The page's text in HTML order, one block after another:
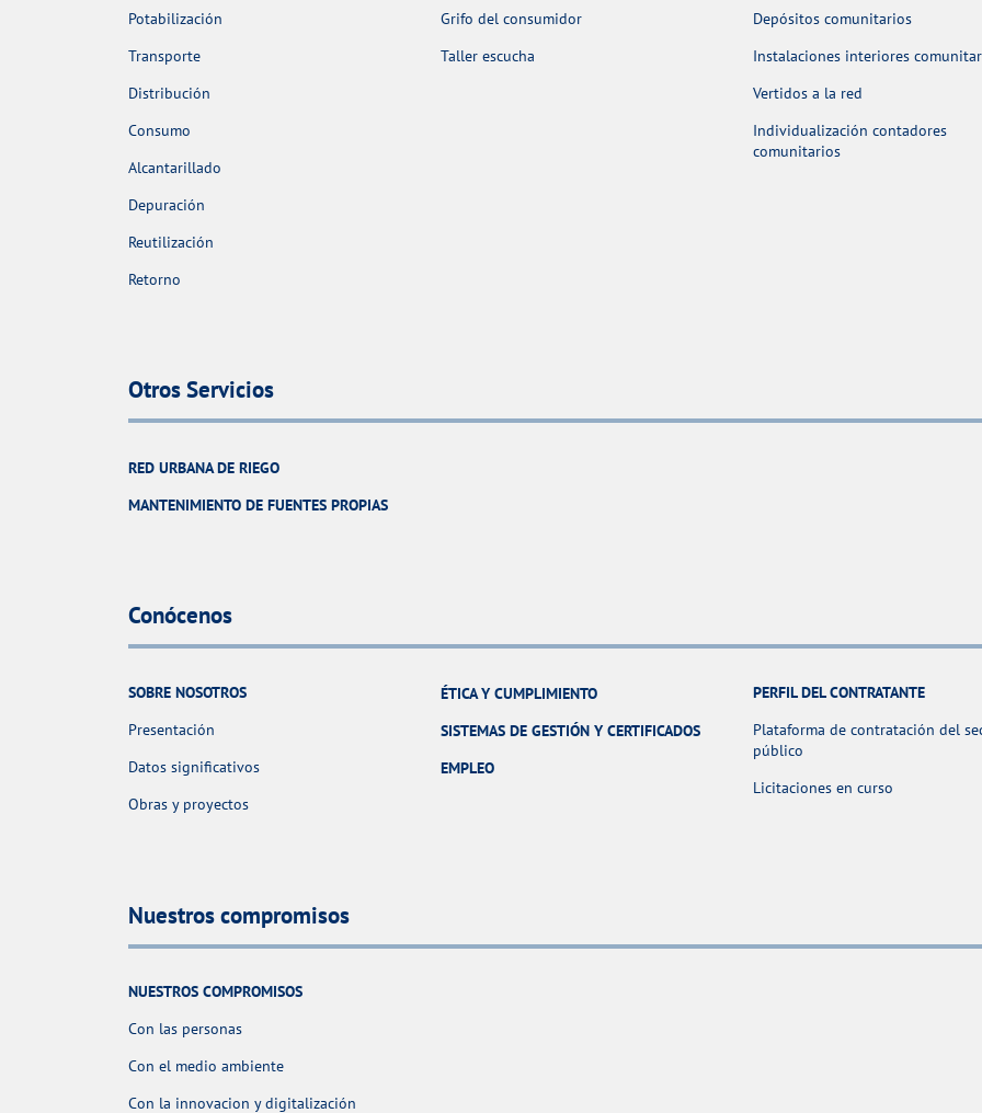
Potabilización
Transporte
Distribución
Consumo
Alcantarillado
Depuración
Reutilización
Retorno
Grifo del consumidor
Taller escucha
Depósitos comunitarios
Instalaciones interiores
Vertidos a la red
Individualización contadores
comunitarios
Otros Servicios
RED URBANA DE RIEGO
MANTENIMIENTO DE FUENTES PROPIAS
Conócenos
SOBRE NOSOTROS
Presentación
Datos significativos
Obras y proyectos
ÉTICA Y CUMPLIMIENTO
SISTEMAS DE GESTIÓN Y CERTIFICADOS
EMPLEO
PERFIL DEL CONTRATANTE
Plataforma de contratación del
público
Licitaciones en curso
Nuestros compromisos
NUESTROS COMPROMISOS
Con las personas
Con el medio ambiente
Con la innovacion y digitalización